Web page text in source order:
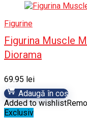
Figurine
Figurina Muscle
Diorama
69.95 lei
Adaugă în coș
Added to wishlist
Exclusiv